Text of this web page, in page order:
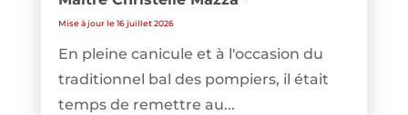
Mise à jour le 16 juillet 2026
En pleine canicule et à l'occasion du
traditionnel bal des pompiers, il était
temps de remettre au...